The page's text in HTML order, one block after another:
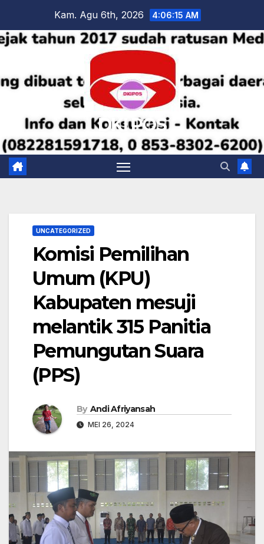
content
Kam. Agu 6th, 2026 4:06:17 AM
DKI POS
UNCATEGORIZED
Komisi Pemilihan
Umum (KPU)
Kabupaten mesuji
melantik 315 Panitia
Pemungutan Suara
(PPS)
By Andi Afriyansah
MEI 26, 2024